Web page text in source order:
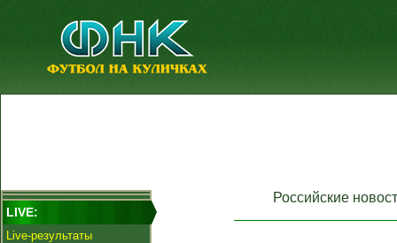
LIVE:
Live-результаты
Российские